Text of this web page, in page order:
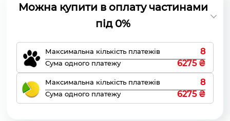
Можна купити в оплату частинами
під 0%
Максимальна кількість платежів 8
Сума одного платежу 6275 ₴
Максимальна кількість платежів 8
Сума одного платежу 6275 ₴